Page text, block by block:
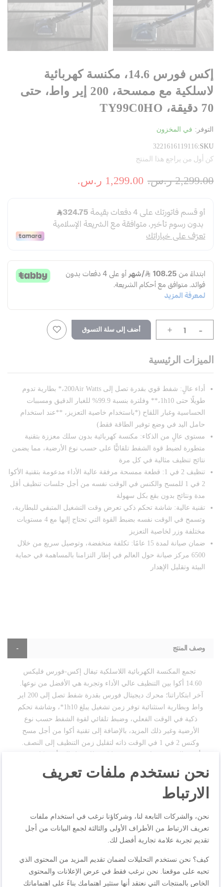
إكس فورس 14.6، مكنسة كهربائية
لاسلكية مع ممسحة، 200 إير واط، حتى
70 دقيقة، TY99C0HO
التوفر: في المخزون
SKU
3221616119116
كن أول من يراجع هذا المنتج
1,299.00 ر.س.‏ 2,299.00 ر.س.‏
-
+ أضف إلى سلة التسوق
الميزات الرئيسية
أداء عالٍ: شفط قوي بقدرة تصل إلى 200Air Watts،* بطارية تدوم
طويلًا حتى 1h10،** وفلترة بنسبة 99.9% للغبار الدقيق ومسببات
الحساسية وغبار اللقاح (*باستخدام خاصية التعزيز، **عند استخدام
حامل اليد في وضع توفير الطاقة فقط)
مستوى عالٍ من الذكاء: مكنسة كهربائية بدون سلك معززة بتقنية
متطورة لضبط قوة الشفط تلقائيًّا على حسب نوع الأرضية، مما يضمن
نتائج تنظيف مثالية في كل مرة
تنظيف 2 في 1: قطعة ممسحة مرفقة عالية الأداء مدعومة بتقنية الأكوا
2 في 1 للمسح والكنس في الوقت نفسه من أجل جلسات تنظيف أقل
مدة ونتائج بدون بقع بكل سهولة
تقنية عالية: شاشة تحكم ذكي تعرض وقت التشغيل المتبقي للبطارية،
وتسمح في الوقت نفسه بضبط القوة التي تحتاج إليها مع 4 مستويات
مختلفة وزر لخاصية التعزيز
ضمان صيانة لمدة 15 عامًا: تكلفة منخفضة، وتوصيل سريع من خلال
6500 مركز صيانة حول العالم في إطار التزامنا بالمساهمة في حماية
البيئة وتقليل الإهدار
المراجعات
وصف المنتج
تجمع المكنسة الكهربائية اللاسلكية تيفال إكس-فورس فليكس
14.60 أكوا بين التنظيف عالي الأداء وتجربة هي الأفضل من نوعها.
آخر ابتكاراتنا؛ محرك ديجيتال فورس بقدرة شفط تصل إلى 200 اير
واط وبطارية استثنائية توفر زمن تشغيل يبلغ 1h10*، وشاشة تحكم
ذكية في الوقت الفعلي، وضبط تلقائي لقوة الشفط حسب نوع
الأرضية وغير ذلك المزيد، بالإضافة إلى تقنية أكوا من أجل مسح
وكنس 2 في 1 في الوقت ذاته لتقليل زمن التنظيف إلى النصف.
أضف إلى جميع ما سبق تقنية فليكس للوصول إلى أي مكان دون
أي حاجة للانحناء.
مواصفات المنتجات
نحن نستخدم ملفات تعريف
الارتباط
نحن، والشركات التابعة لنا، وشركاؤنا نرغب في استخدام ملفات
تعريف الارتباط من الأطراف الأولى والثالثة لجمع البيانات من أجل
تقديم تجربة علامة تجارية أفضل لك.
كيف؟ نحن نستخدم التحليلات لضمان تقديم المزيد من المحتوى الذي
تحبه على موقعنا. نحن نرغب فقط في عرض الإعلانات والمحتوى
الخاص بالمنتجات التي نعتقد أنها ستثير اهتمامك بناءً على اهتماماتك